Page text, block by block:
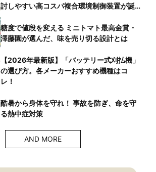
討しやすい高コスパ複合環境制御装置が誕
糖度で値段を変える ミニトマト最高金賞・
澤藤園が選んだ、味を売り切る設計とは
【2026年最新版】「バッテリー式刈払機」
の選び方。各メーカーおすすめ機種はコ
レ！
酷暑から身体を守れ！ 事故を防ぎ、命を守
る熱中症対策
AND MORE